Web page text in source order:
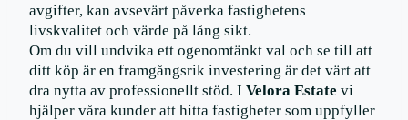
avgifter, kan avsevärt påverka fastighetens
livskvalitet och värde på lång sikt.
Om du vill undvika ett ogenomtänkt val och se till att
ditt köp är en framgångsrik investering är det värt att
dra nytta av professionellt stöd. I Velora Estate vi
hjälper våra kunder att hitta fastigheter som uppfyller